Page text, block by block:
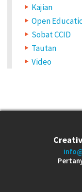
Kajian
Open
Sobat CCID
Tautan
Video